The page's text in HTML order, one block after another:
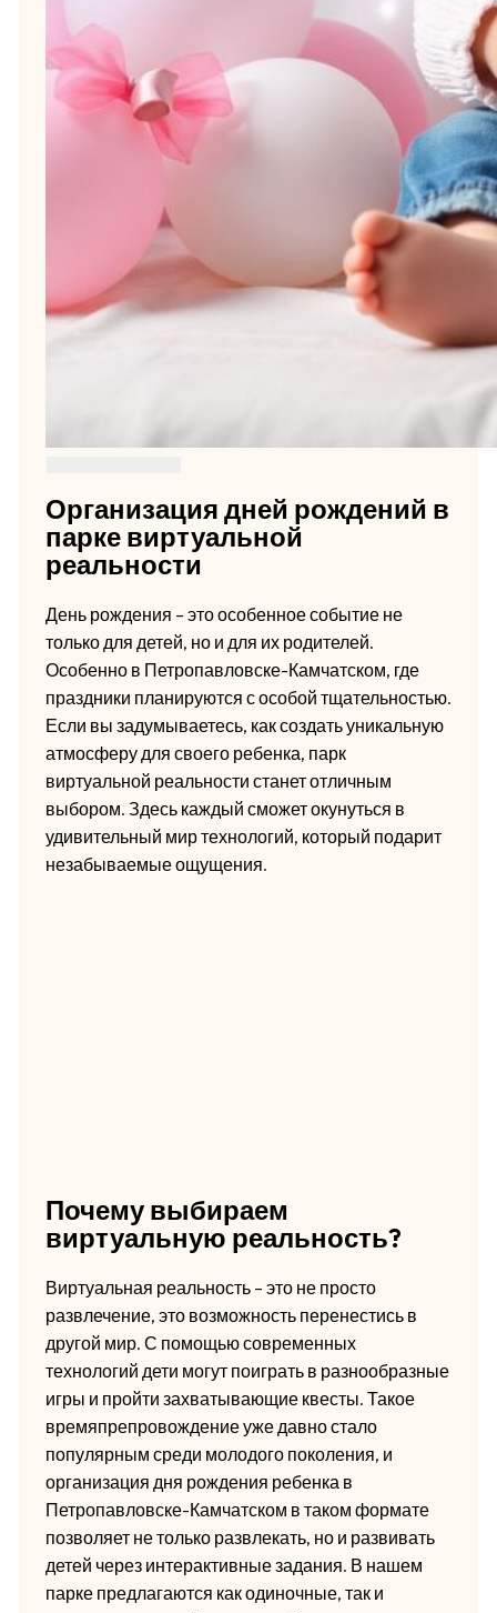
Организация дней рождений в
парке виртуальной
реальности
День рождения – это особенное событие не
только для детей, но и для их родителей.
Особенно в Петропавловске-Камчатском, где
праздники планируются с особой тщательностью.
Если вы задумываетесь, как создать уникальную
атмосферу для своего ребенка, парк
виртуальной реальности станет отличным
выбором. Здесь каждый сможет окунуться в
удивительный мир технологий, который подарит
незабываемые ощущения.
Почему выбираем
виртуальную реальность?
Виртуальная реальность – это не просто
развлечение, это возможность перенестись в
другой мир. С помощью современных
технологий дети могут поиграть в разнообразные
игры и пройти захватывающие квесты. Такое
времяпрепровождение уже давно стало
популярным среди молодого поколения, и
организация дня рождения ребенка в
Петропавловске-Камчатском в таком формате
позволяет не только развлекать, но и развивать
детей через интерактивные задания. В нашем
парке предлагаются как одиночные, так и